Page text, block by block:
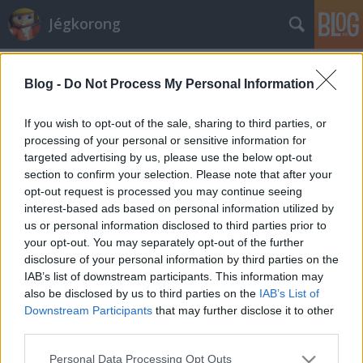
Blog - Do Not Process My Personal Information
If you wish to opt-out of the sale, sharing to third parties, or
processing of your personal or sensitive information for
targeted advertising by us, please use the below opt-out
section to confirm your selection. Please note that after your
opt-out request is processed you may continue seeing
interest-based ads based on personal information utilized by
us or personal information disclosed to third parties prior to
your opt-out. You may separately opt-out of the further
disclosure of your personal information by third parties on the
IAB’s list of downstream participants. This information may
also be disclosed by us to third parties on the IAB’s List of
Downstream Participants that may further disclose it to other
Please note that this website/app uses one or more Google
Personal Data Processing Opt Outs
Jégkorong
Hblog•2012. augusztus 28.
Pénteken a HSC Csíkszereda-HK Poprád
összecsapással kezdetét veszi a hagyományosan
megrendezett Csíki Sör-kupa. Idén a szlovák
Extraligából érkezik a harmadik meghívott csapat. A
találkozó egyik érdekessége, hogy a nyáron a HSC
éppen a Poprádtól erősített, hiszen mint az…
Egy perc alatt hármat ütött a HSC
Hblog•2010. augusztus 28.